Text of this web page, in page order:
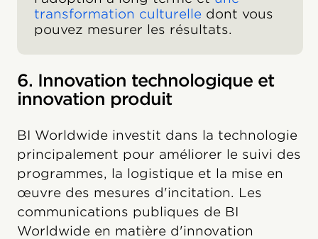
transformation culturelle dont vous
pouvez mesurer les résultats.
6. Innovation technologique et
innovation produit
BI Worldwide investit dans la technologie
principalement pour améliorer le suivi des
programmes, la logistique et la mise en
œuvre des mesures d'incitation. Les
communications publiques de BI
Worldwide en matière d'innovation